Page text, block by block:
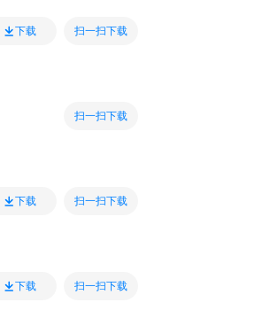
下载 扫一扫下载
扫一扫下载
下载 扫一扫下载
下载 扫一扫下载